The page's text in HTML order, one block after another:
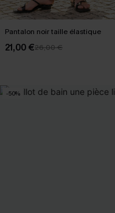
Pantalon noir taille élastique
21,00 €26,00 €
-50%